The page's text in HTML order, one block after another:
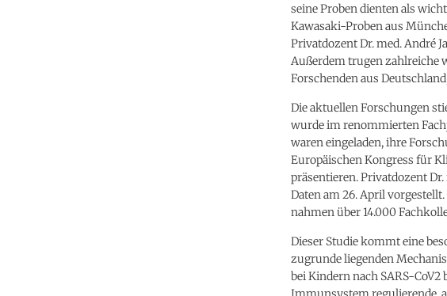
seine Proben dienten als
Kawasaki-Proben aus
Privatdozent Dr. med. André
Außerdem trugen zahlreiche
Forschenden aus
Die aktuellen Forschungen
wurde im renommierten
waren eingeladen, ihre
Europäischen Kongress für
präsentieren. Privatdozent
Daten am 26. April
nahmen über 14.000
Dieser Studie kommt eine
zugrunde liegenden
bei Kindern nach SARS-